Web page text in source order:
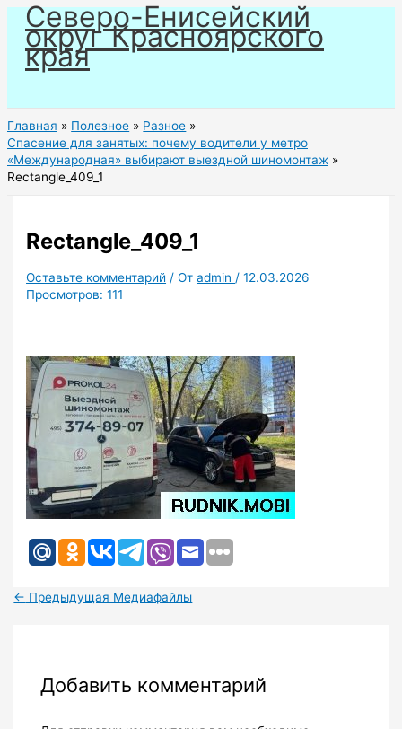
Перейти
содержимому
Северо-Енисейский
округ Красноярского
края
Главная Полезное
Разное
Спасение для занятых: почему водители у метро
«Международная» выбирают выездной шиномонтаж
Rectangle_409_1
Rectangle_409_1
Оставьте комментарий / Отadmin /12.03.2026
Просмотров: 111
← Предыдущая Медиафайлы
Добавить комментарий